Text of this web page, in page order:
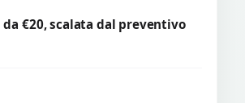
da €20, scalata dal preventivo